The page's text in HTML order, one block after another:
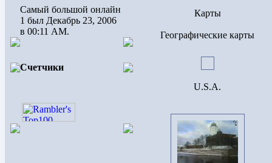
Самый большой онлайн
1 был Декабрь 23, 2006
в 00:11 AM.
Счетчики
Карты
Географические карты
U.S.A.